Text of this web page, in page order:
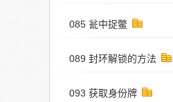
085 瓮中捉鳖
089 封环解锁的方法
093 获取身份牌